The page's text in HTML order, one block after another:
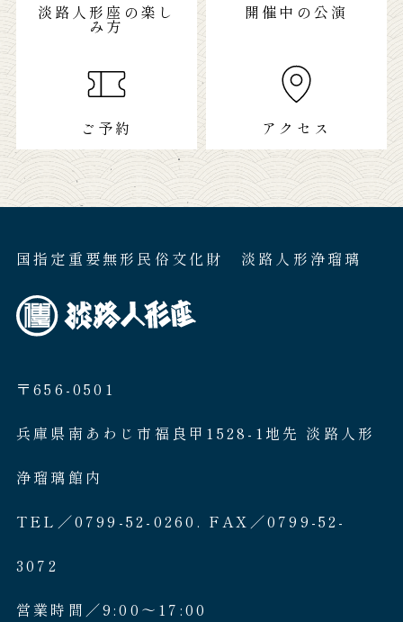
淡路人形座の楽し
み方
開催中の公演
ご予約 アクセス
国指定重要無形民俗文化財 淡路人形浄瑠璃
〒656-0501
兵庫県南あわじ市福良甲1528-1地先 淡路人形
浄瑠璃館内
TEL／0799-52-0260. FAX／0799-52-
3072
営業時間／9:00〜17:00